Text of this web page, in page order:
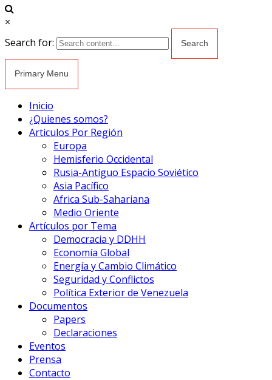
×
Search for:
Primary Menu
Inicio
¿Quienes somos?
Articulos Por Región
Europa
Hemisferio Occidental
Rusia-Antiguo Espacio Soviético
Asia Pacífico
Africa Sub-Sahariana
Medio Oriente
Artículos por Tema
Democracia y DDHH
Economía Global
Energía y Cambio Climático
Seguridad y Conflictos
Política Exterior de Venezuela
Documentos
Papers
Declaraciones
Eventos
Prensa
Contacto